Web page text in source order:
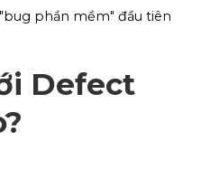
phần mềm" đầu tiên
Defect